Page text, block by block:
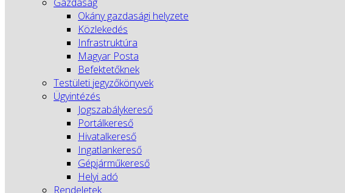
Okány gazdasági helyzete
Közlekedés
Infrastruktúra
Magyar Posta
Befektetőknek
Testületi jegyzőkönyvek
Ügyintézés
Jogszabálykereső
Portálkereső
Hivatalkereső
Ingatlankereső
Gépjárműkereső
Helyi adó
Rendeletek